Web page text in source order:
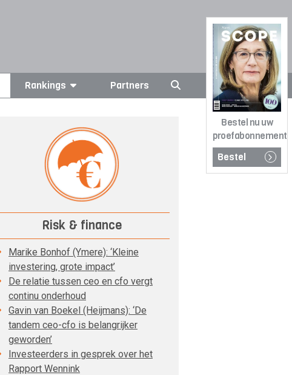
Bestel nu uw
proefabonnement
Bestel
Rankings Partners
Risk & finance
Marike Bonhof (Ymere): ‘Kleine
investering, grote impact’
De relatie tussen ceo en cfo vergt
continu onderhoud
Gavin van Boekel (Heijmans): ‘De
tandem ceo-cfo is belangrijker
geworden’
Investeerders in gesprek over het
Rapport Wennink